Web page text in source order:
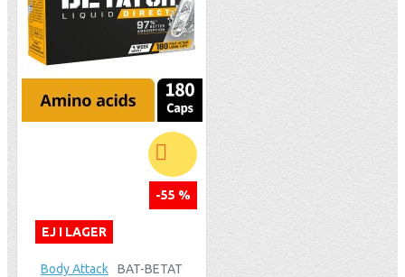
-55 %
EJ I LAGER
Body Attack BAT-BETAT